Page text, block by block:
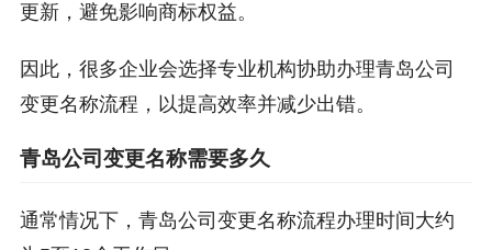
更新，避免影响商标权益。
因此，很多企业会选择专业机构协助办理青岛公司
变更名称流程，以提高效率并减少出错。
青岛公司变更名称需要多久
通常情况下，青岛公司变更名称流程办理时间大约